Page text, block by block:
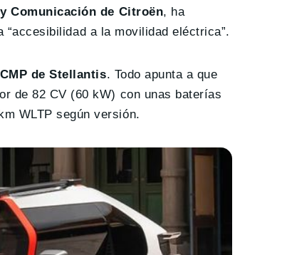
Comunicación de Citroën, ha
a la movilidad eléctrica”.
de Stellantis. Todo apunta a que
de 82 CV (60 kW) con unas baterías
WLTP según versión.